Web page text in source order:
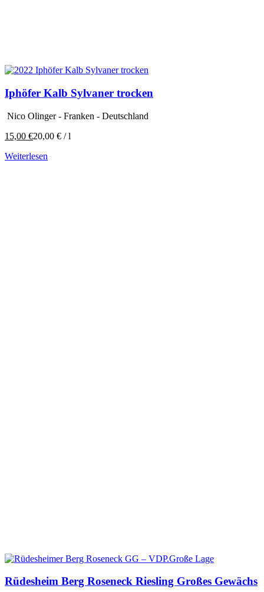
Iphöfer Kalb Sylvaner trocken
Nico Olinger - Franken - Deutschland
15,00 €20,00 € /l
Weiterlesen
Rüdesheim Berg Roseneck Riesling Großes Gewächs